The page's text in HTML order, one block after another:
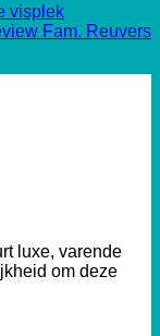
visplek
Fam. Reuvers
luxe, varende
om deze